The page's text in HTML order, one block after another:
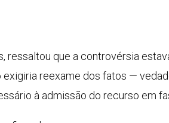
ressaltou que a controvérsia
reexame dos fatos —
à admissão do recurso em